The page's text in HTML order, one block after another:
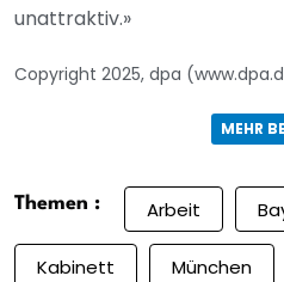
unattraktiv.»
Copyright 2025, dpa
MEHR
Themen : Arbeit
Kabinett München